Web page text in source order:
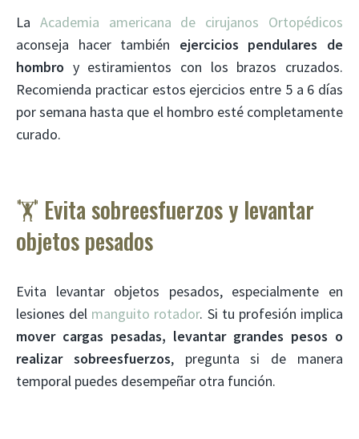
La Academia americana de cirujanos Ortopédicos
aconseja hacer también ejercicios pendulares de
hombro y estiramientos con los brazos cruzados.
Recomienda practicar estos ejercicios entre 5 a 6 días
por semana hasta que el hombro esté completamente
curado.
🏋️ Evita sobreesfuerzos y levantar
objetos pesados
Evita levantar objetos pesados, especialmente en
lesiones del manguito rotador. Si tu profesión implica
mover cargas pesadas, levantar grandes pesos o
realizar sobreesfuerzos, pregunta si de manera
temporal puedes desempeñar otra función.